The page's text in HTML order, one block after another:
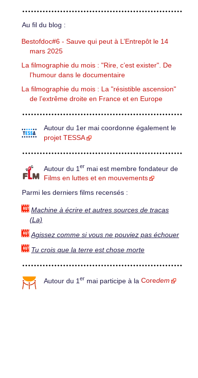
Au fil du blog :
Bestofdoc#6 - Sauve qui peut à L’Entrepôt le 14
mars 2025
La filmographie du mois : "Rire, c’est exister". De
l’humour dans le documentaire
La filmographie du mois : La "résistible ascension"
de l’extrême droite en France et en Europe
Autour du 1er mai coordonne également le
projet TESSA
Autour du 1 er mai est membre fondateur de
Films en luttes et en mouvements
Parmi les derniers films recensés :
Machine à écrire et autres sources de tracas
(La)
Agissez comme si vous ne pouviez pas échouer
Tu crois que la terre est chose morte
Autour du 1 er mai participe à la Coredem